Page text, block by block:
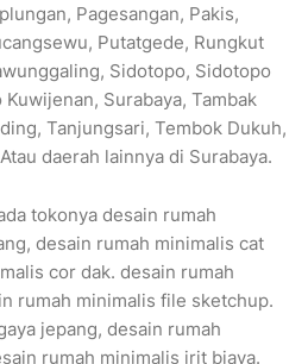
Pagesangan, Pakis,
Putatgede, Rungkut
Sidotopo, Sidotopo
Surabaya, Tambak
Tanjungsari, Tembok Dukuh,
daerah lainnya di Surabaya.
tokonya desain rumah
desain rumah minimalis cat
cor dak. desain rumah
rumah minimalis file sketchup.
jepang, desain rumah
rumah minimalis irit biaya.